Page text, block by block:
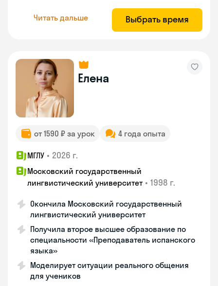
Читать дальше Выбрать время
Елена
от 1590 ₽ за урок 4 года опыта
МГЛУ • 2026 г.
Московский государственный
лингвистический университет • 1998 г.
Окончила Московский государственный
лингвистический университет
Получила второе высшее образование по
специальности «Преподаватель испанского
языка»
Моделирует ситуации реального общения
для учеников